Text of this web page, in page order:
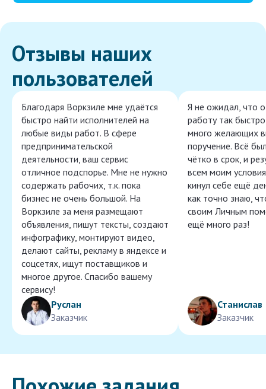
Отзывы наших
пользователей
Благодаря Воркзиле мне удаётся
быстро найти исполнителей на
любые виды работ. В сфере
предпринимательской
деятельности, ваш сервис
отличное подспорье. Мне не нужно
содержать рабочих, т.к. пока
бизнес не очень большой. На
Воркзиле за меня размещают
объявления, пишут тексты, создают
инфографику, монтируют видео,
делают сайты, рекламу в яндексе и
соцсетях, ищут поставщиков и
многое другое. Спасибо вашему
сервису!
Руслан
Заказчик
Я не ожидал, что
работу так
много желающих
поручение. Всё
чётко в срок, и
всем моим
кинул себе ещё
как точно знаю,
своим Личным
ещё много раз!
Станислав
Заказчик